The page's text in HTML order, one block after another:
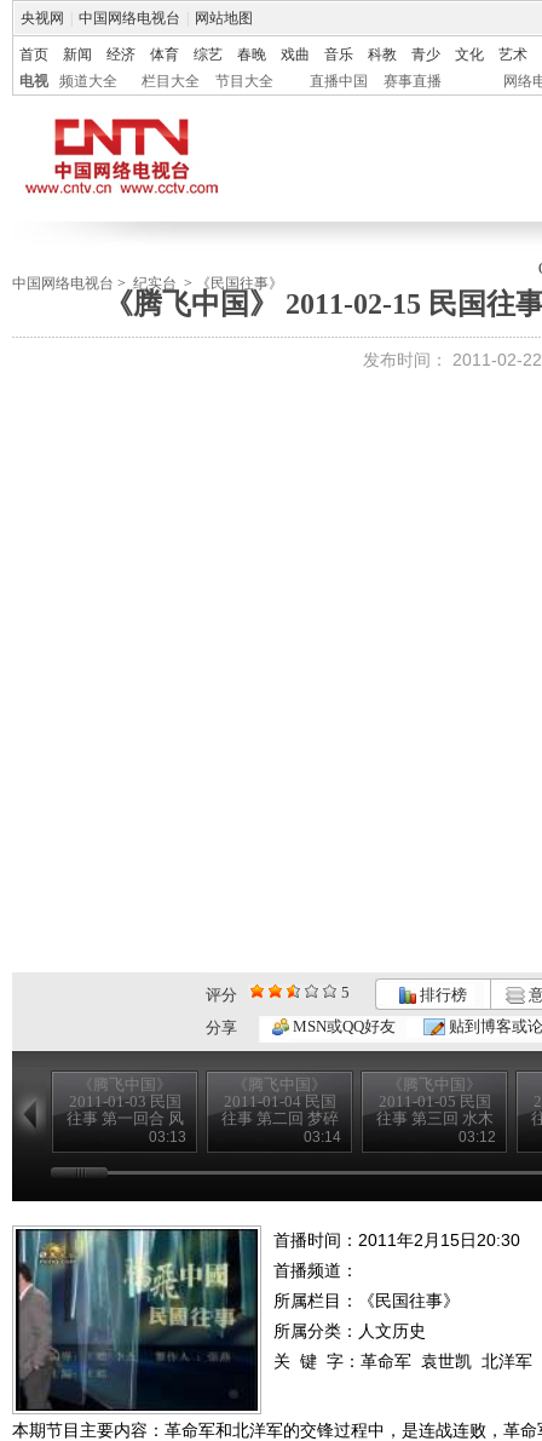
央视网 中国网络电视台 网站地图
首页 新闻 经济 体育 综艺 春晚 戏曲 音乐 科教 青少 文化
艺术
电视
频道大全 栏目大全 节目大全 直播中国 赛事直播 网络
中国网络电视台 > 纪实台 > 《民国往事》
《腾飞中国》 2011-02-15 民国往
发布时间： 2011-02-
评分 5 排行榜
分享
MSN或QQ好友 贴到博客或
《腾飞中国》
2011-01-03 民国
往事 第一回合 风
雨飘摇季03:13
《腾飞中国》
2011-01-04 民国
往事 第二回 梦碎
03:14
《腾飞中国》
2011-01-05 民国
往事 第三回 水木
03:12
首播时间：2011年2月15日20:30
首播频道：
所属栏目：
《民国往事》
所属分类：人文历史
关 键 字： 革命军 袁世凯 北洋军
本期节目主要内容：革命军和北洋军的交锋过程中，是连战连败，革